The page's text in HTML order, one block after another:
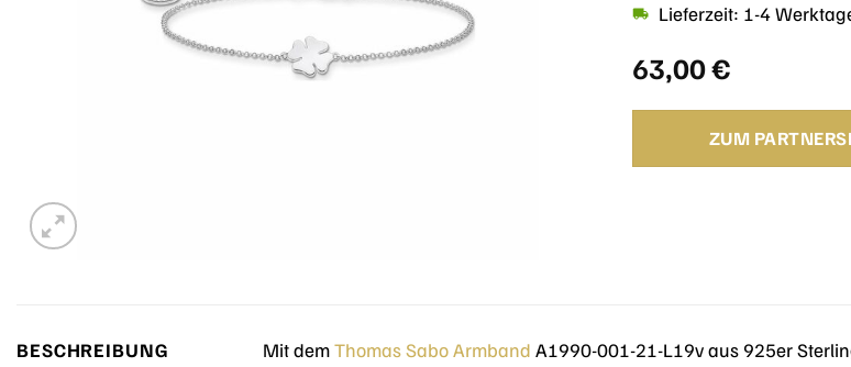
63,00€
Lieferzeit: 1-4
ZUM
BESCHREIBUNG Mit demThomas SaboArmband A1990-001-21-L19v aus 925er